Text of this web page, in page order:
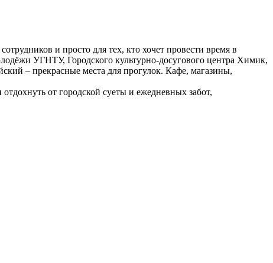
и просто для тех, кто хочет провести время в
УГНТУ, Городского культурно-досугового центра Химик,
– прекрасные места для прогулок. Кафе, магазины,
от городской суеты и ежедневных забот,